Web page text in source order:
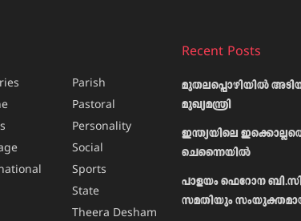
Parish
Pastoral
Personality
Social
Sports
State
Theera Desham
Recent Posts
മുതലപ്പൊഴിയിൽ
മുഖ്യമന്ത്രി
ഇന്ത്യയിലെ
ചെന്നൈയിൽ
പാളയം ഫെറോന
സമതിയും